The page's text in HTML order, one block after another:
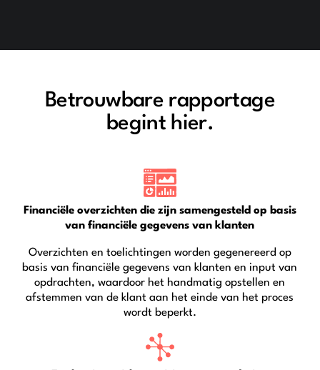
Betrouwbare rapportage
begint hier.
Financiële overzichten die zijn samengesteld op basis
van financiële gegevens van klanten
Overzichten en toelichtingen worden gegenereerd op
basis van financiële gegevens van klanten en input van
opdrachten, waardoor het handmatig opstellen en
afstemmen van de klant aan het einde van het proces
wordt beperkt.